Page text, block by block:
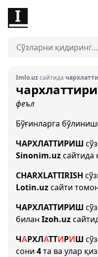
Imlo.uzсайтида
феъл
Бўғинларга
ЧАРХЛАТТИРИШ
Sinonim.uzсайтида
CHARXLATTIRISH
Lotin.uzсайти
ЧАРХЛАТТИРИШ
билан Izoh.uz
ЧАРХЛАТТИРИШ
сони 4та ва улар